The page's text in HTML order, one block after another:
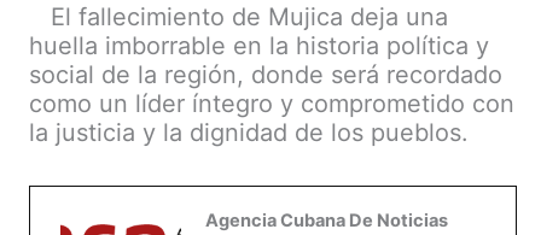
El fallecimiento de Mujica deja una
huella imborrable en la historia política y
social de la región, donde será recordado
como un líder íntegro y comprometido con
la justicia y la dignidad de los pueblos.
Agencia Cubana De Noticias